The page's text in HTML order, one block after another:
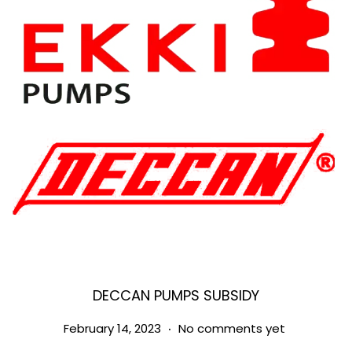
DECCAN PUMPS SUBSIDY
Posted on
February 14, 2023 S. No comments yet